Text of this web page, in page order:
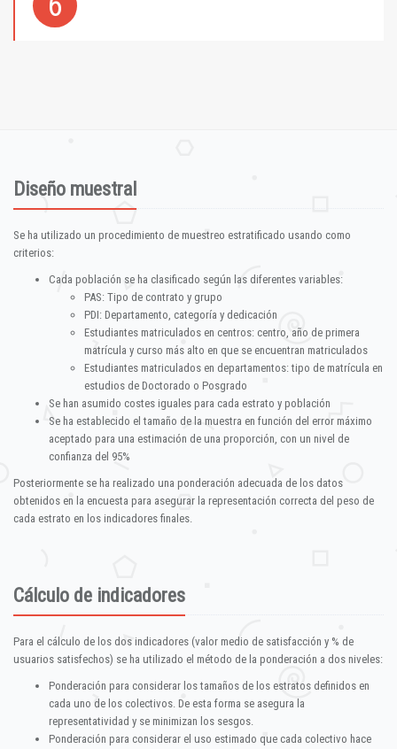
Diseño muestral
Se ha utilizado un procedimiento de muestreo estratificado usando como
criterios:
Cada población se ha clasificado según las diferentes variables:
PAS: Tipo de contrato y grupo
PDI: Departamento, categoría y dedicación
Estudiantes matriculados en centros: centro, año de primera
matrícula y curso más alto en que se encuentran matriculados
Estudiantes matriculados en departamentos: tipo de matrícula en
estudios de Doctorado o Posgrado
Se han asumido costes iguales para cada estrato y población
Se ha establecido el tamaño de la muestra en función del error máximo
aceptado para una estimación de una proporción, con un nivel de
confianza del 95%
Posteriormente se ha realizado una ponderación adecuada de los datos
obtenidos en la encuesta para asegurar la representación correcta del peso de
cada estrato en los indicadores finales.
Cálculo de indicadores
Para el cálculo de los dos indicadores (valor medio de satisfacción y % de
usuarios satisfechos) se ha utilizado el método de la ponderación a dos niveles:
Ponderación para considerar los tamaños de los estratos definidos en
cada uno de los colectivos. De esta forma se asegura la
representatividad y se minimizan los sesgos.
Ponderación para considerar el uso estimado que cada colectivo hace